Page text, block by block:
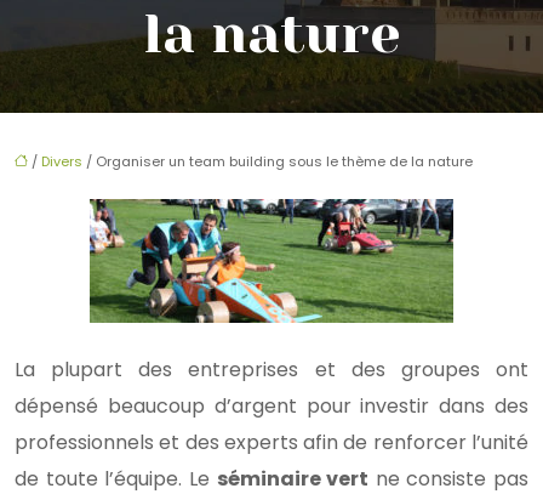
la nature
/ Divers / Organiser un team building sous le thème de la nature
La plupart des entreprises et des groupes ont
dépensé beaucoup d’argent pour investir dans des
professionnels et des experts afin de renforcer l’unité
de toute l’équipe. Le séminaire vert ne consiste pas